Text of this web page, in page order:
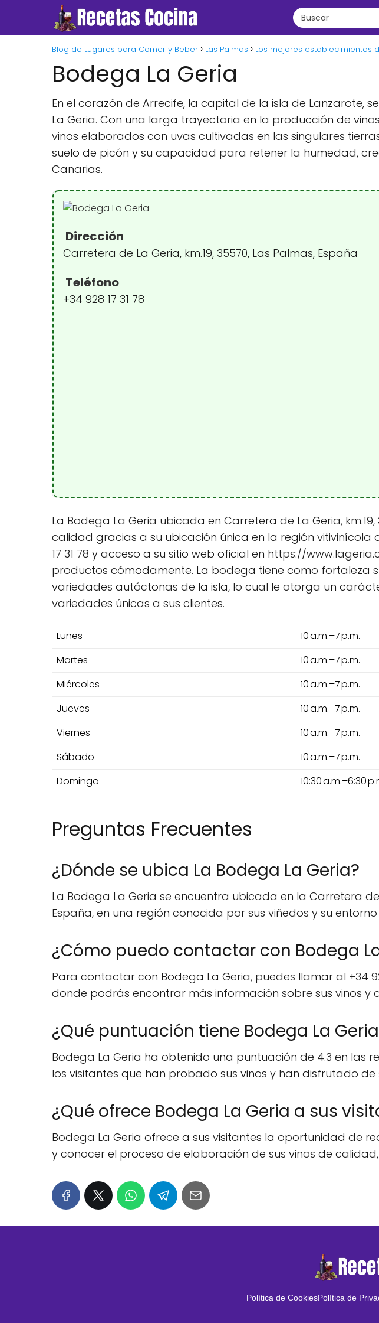
Blog de Lugares para Comer y Beber Las Palmas Los mejores establecimientos
Bodega La Geria
En el corazón de Arrecife, la capital de la isla de Lanzarote,
La Geria. Con una larga trayectoria en la producción de
vinos elaborados con uvas cultivadas en las singulares
suelo de picón y su capacidad para retener la humedad,
Canarias.
Dirección
Carretera de La Geria, km.19, 35570, Las Palmas, España
Teléfono
+34 928 17 31 78
La Bodega La Geria ubicada en Carretera de La Geria,
calidad gracias a su ubicación única en la región
17 31 78 y acceso a su sitio web oficial en https://
productos cómodamente. La bodega tiene como fortaleza
variedades autóctonas de la isla, lo cual le otorga un
variedades únicas a sus clientes.
Lunes
10 a.m.–7 p.m.
Martes
10 a.m.–7 p.m.
Miércoles
10 a.m.–7 p.m.
Jueves
10 a.m.–7 p.m.
Viernes
10 a.m.–7 p.m.
Sábado
10 a.m.–7 p.m.
Domingo
10:30 a.m.–6:30
Preguntas Frecuentes
¿Dónde se ubica La Bodega La Geria?
La Bodega La Geria se encuentra ubicada en la Carretera de
España, en una región conocida por sus viñedos y su
¿Cómo puedo contactar con Bodega
Para contactar con Bodega La Geria, puedes llamar al +34
donde podrás encontrar más información sobre sus vinos y
¿Qué puntuación tiene Bodega La
Bodega La Geria ha obtenido una puntuación de 4.3 en las
los visitantes que han probado sus vinos y han disfrutado de
¿Qué ofrece Bodega La Geria a sus
Bodega La Geria ofrece a sus visitantes la oportunidad de
y conocer el proceso de elaboración de sus vinos de
Política de CookiesPolítica de